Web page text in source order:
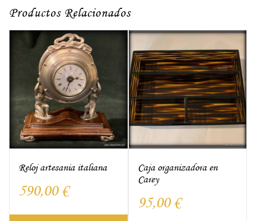
Productos Relacionados
Reloj artesania italiana
590,00 €
Caja organizadora en
Carey
95,00 €